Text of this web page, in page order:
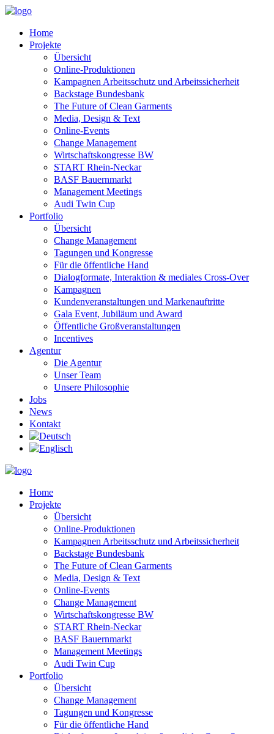
Home
Projekte
Übersicht
Online-Produktionen
Kampagnen Arbeitsschutz und Arbeitssicherheit
Backstage Bundesbank
The Future of Clean Garments
Media, Design & Text
Online-Events
Change Management
Wirtschaftskongresse BW
START Rhein-Neckar
BASF Bauernmarkt
Management Meetings
Audi Twin Cup
Portfolio
Übersicht
Change Management
Tagungen und Kongresse
Für die öffentliche Hand
Dialogformate, Interaktion & mediales Cross-Over
Kampagnen
Kundenveranstaltungen und Markenauftritte
Gala Event, Jubiläum und Award
Öffentliche Großveranstaltungen
Incentives
Agentur
Die Agentur
Unser Team
Unsere Philosophie
Jobs
News
Kontakt
Home
Projekte
Übersicht
Online-Produktionen
Kampagnen Arbeitsschutz und Arbeitssicherheit
Backstage Bundesbank
The Future of Clean Garments
Media, Design & Text
Online-Events
Change Management
Wirtschaftskongresse BW
START Rhein-Neckar
BASF Bauernmarkt
Management Meetings
Audi Twin Cup
Portfolio
Übersicht
Change Management
Tagungen und Kongresse
Für die öffentliche Hand